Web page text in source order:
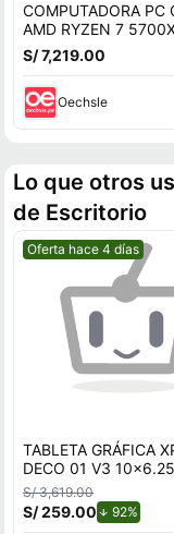
COMPUTADORA PC
AMD RYZEN 7
64GB SSD 1TB
5060 8GB
S/ 7,219.00
Oechsle
Lo que otros
de Escritorio
Mejor precio.
Oferta hace 4 días
TABLETA GRÁFICA
DECO 01 V3 10x6.25 USB-C
NEGRO Android
MacOS
S/ 3,619.00
S/ 259.00 92%